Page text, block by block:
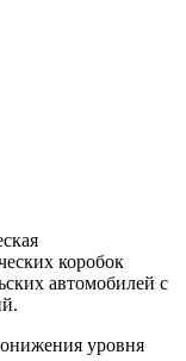
коробок
автомобилей с
уровня